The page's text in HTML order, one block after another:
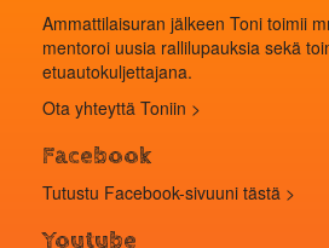
Ammattilaisuran jälkeen Toni toimii
mentoroi uusia rallilupauksia sekä
etuautokuljettajana.
Ota yhteyttä Toniin >
Facebook
Tutustu Facebook-sivuuni tästä >
Youtube